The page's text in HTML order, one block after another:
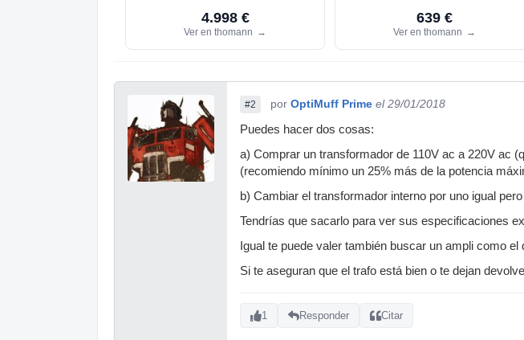
4.998 €
Ver en thomann →
639 €
Ver en thomann →
#2 por OptiMuff Prime el 29/01/2018
Puedes hacer dos cosas:
a) Comprar un transformador de 110V ac a 220V ac
(recomiendo mínimo un 25% más de la potencia
b) Cambiar el transformador interno por uno igual
Tendrías que sacarlo para ver sus especificaciones
Igual te puede valer también buscar un ampli como
Si te aseguran que el trafo está bien o te dejan
1 Responder Citar